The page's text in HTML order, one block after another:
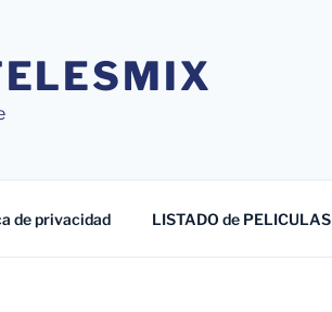
de privacidad LISTADO de PELICULAS